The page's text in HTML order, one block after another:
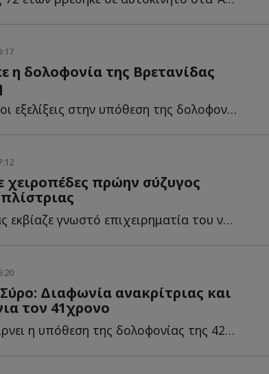
η δολοφονία της Βρετανίδας
Ραγδαίες είναι οι εξελίξεις στην υπόθεση της δολοφονίας τ...
πρώην σύζυγος
Ο συλληφθέντας εκβίαζε γνωστό επιχειρηματία του νησιού ζ...
Διαφωνία ανακρίτριας και
τον 41χρονο
Νέα τροπή παίρνει η υπόθεση της δολοφονίας της 42χρονης δ...